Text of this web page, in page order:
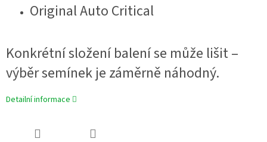
Original Auto Critical
Konkrétní složení balení se může lišit –
výběr semínek je záměrně náhodný.
Detailní informace